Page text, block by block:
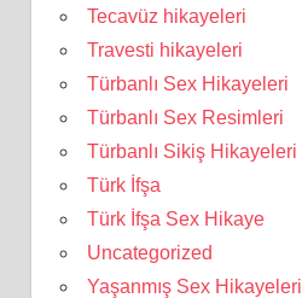
Tecavüz hikayeleri
Travesti hikayeleri
Türbanlı Sex Hikayeleri
Türbanlı Sex Resimleri
Türbanlı Sikiş Hikayeleri
Türk İfşa
Türk İfşa Sex Hikaye
Uncategorized
Yaşanmış Sex Hikayeleri